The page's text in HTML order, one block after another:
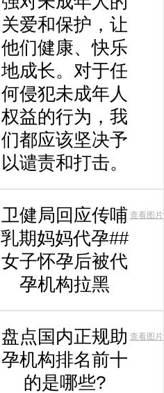
关爱和保护，让
他们健康、快乐
地成长。对于任
何侵犯未成年人
权益的行为，我
们都应该坚决予
以谴责和打击。
卫健局回应传哺
乳期妈妈代孕##
女子怀孕后被代
孕机构拉黑
查看图片
盘点国内正规助
孕机构排名前十
的是哪些?
查看图片